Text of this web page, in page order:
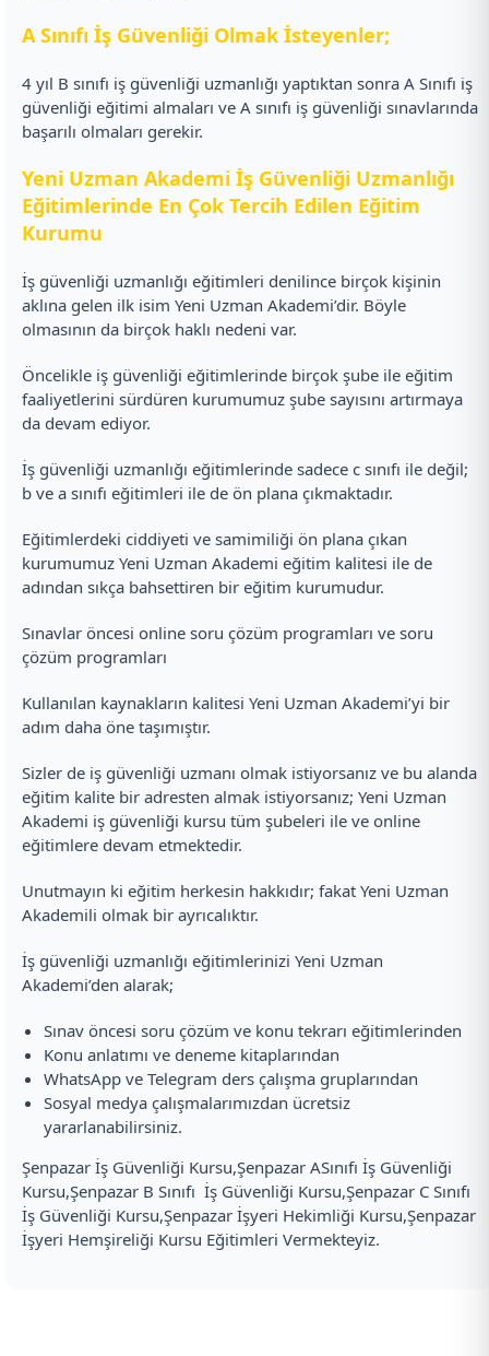
A Sınıfı İş Güvenliği Olmak İsteyenler;
4 yıl B sınıfı iş güvenliği uzmanlığı yaptıktan sonra A Sınıfı iş
güvenliği eğitimi almaları ve A sınıfı iş güvenliği sınavlarında
başarılı olmaları gerekir.
Yeni Uzman Akademi İş Güvenliği Uzmanlığı
Eğitimlerinde En Çok Tercih Edilen Eğitim
Kurumu
İş güvenliği uzmanlığı eğitimleri denilince birçok kişinin
aklına gelen ilk isim Yeni Uzman Akademi’dir. Böyle
olmasının da birçok haklı nedeni var.
Öncelikle iş güvenliği eğitimlerinde birçok şube ile eğitim
faaliyetlerini sürdüren kurumumuz şube sayısını artırmaya
da devam ediyor.
İş güvenliği uzmanlığı eğitimlerinde sadece c sınıfı ile değil;
b ve a sınıfı eğitimleri ile de ön plana çıkmaktadır.
Eğitimlerdeki ciddiyeti ve samimiliği ön plana çıkan
kurumumuz Yeni Uzman Akademi eğitim kalitesi ile de
adından sıkça bahsettiren bir eğitim kurumudur.
Sınavlar öncesi online soru çözüm programları ve soru
çözüm programları
Kullanılan kaynakların kalitesi Yeni Uzman Akademi’yi bir
adım daha öne taşımıştır.
Sizler de iş güvenliği uzmanı olmak istiyorsanız ve bu alanda
eğitim kalite bir adresten almak istiyorsanız; Yeni Uzman
Akademi iş güvenliği kursu tüm şubeleri ile ve online
eğitimlere devam etmektedir.
Unutmayın ki eğitim herkesin hakkıdır; fakat Yeni Uzman
Akademili olmak bir ayrıcalıktır.
İş güvenliği uzmanlığı eğitimlerinizi Yeni Uzman
Akademi’den alarak;
Sınav öncesi soru çözüm ve konu tekrarı eğitimlerinden
Konu anlatımı ve deneme kitaplarından
WhatsApp ve Telegram ders çalışma gruplarından
Sosyal medya çalışmalarımızdan ücretsiz
yararlanabilirsiniz.
Şenpazar İş Güvenliği Kursu,Şenpazar ASınıfı İş Güvenliği
Kursu,Şenpazar B Sınıfı İş Güvenliği Kursu,Şenpazar C Sınıfı
İş Güvenliği Kursu,Şenpazar İşyeri Hekimliği Kursu,Şenpazar
İşyeri Hemşireliği Kursu Eğitimleri Vermekteyiz.